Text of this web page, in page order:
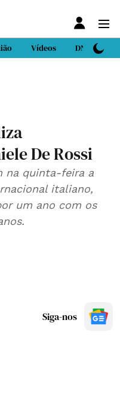
Vídeos DN Sport
De Rossi
na quinta-feira a
italiano,
um ano com os
Siga-nos